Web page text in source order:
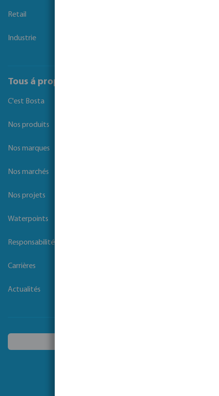
Retail
Industrie
Tous á propos de Bosta
C'est Bosta
Nos produits
Nos marques
Nos marchés
Nos projets
Waterpoints
Responsabilité sociale des entreprises
Carrières
Actualités